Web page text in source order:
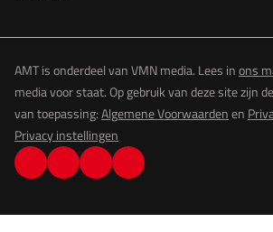
AMT is onderdeel van VMN media. Lees inons
media voor staat. Op gebruik van deze site zijn
van toepassing:Algemene Voorwaardenen
Privacy instellingen